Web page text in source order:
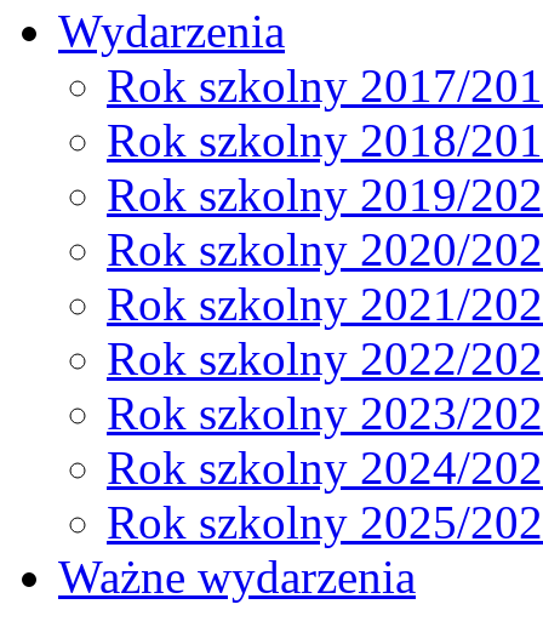
Wydarzenia
Rok szkolny 2017/
Rok szkolny 2018/
Rok szkolny 2019/
Rok szkolny 2020/
Rok szkolny 2021/
Rok szkolny 2022/
Rok szkolny 2023/
Rok szkolny 2024/
Rok szkolny 2025/
Ważne wydarzenia